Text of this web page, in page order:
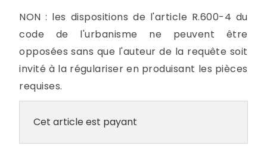
NON : les dispositions de l'article R.600-4 du
code de l'urbanisme ne peuvent être
opposées sans que l'auteur de la requête soit
invité à la régulariser en produisant les pièces
requises.
Cet article est payant